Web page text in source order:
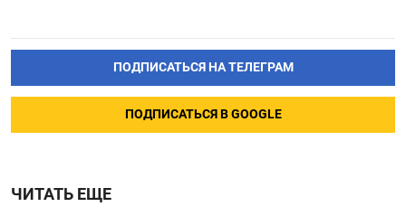
ПОДПИСАТЬСЯ НА ТЕЛЕГРАМ
ПОДПИСАТЬСЯ В GOOGLE
ЧИТАТЬ ЕЩЕ